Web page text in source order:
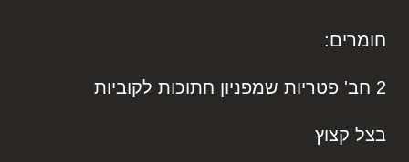
חומרים:
2 חב' פטריות שמפניון חתוכות לקוביות
בצל קצוץ